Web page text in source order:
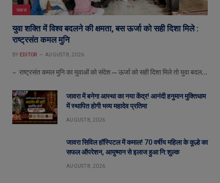
जावरा
युवा शक्ति में विश्व बदलने की क्षमता, बस ऊर्जा को सही दिशा मिले :
राष्ट्रसंत कमल मुनि
BY EDITOR AUGUST 8, 2026
– राष्ट्रसंत कमल मुनि का युवाओं को संदेश—ऊर्जा को सही दिशा मिले तो युवा बदल…
जावरा में बनेगा आस्था का नया केंद्र! आनंदी हनुमान मुक्तिधाम
में स्थापित होगी भव्य महादेव प्रतिमा
AUGUST 8, 2026
जावरा सिविल हॉस्पिटल में कमाल! 70 वर्षीय महिला के कूल्हे का
सफल ऑपरेशन, आयुष्मान से इलाज हुआ नि:शुल्क
AUGUST 8, 2026